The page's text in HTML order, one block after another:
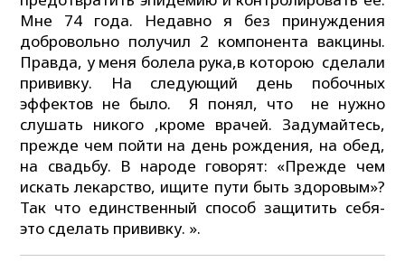
Мне 74 года. Недавно я без принуждения
добровольно получил 2 компонента вакцины.
Правда, у меня болела рука,в которою сделали
прививку. На следующий день побочных
эффектов не было. Я понял, что не нужно
слушать никого ,кроме врачей. Задумайтесь,
прежде чем пойти на день рождения, на обед,
на свадьбу. В народе говорят: «Прежде чем
искать лекарство, ищите пути быть здоровым»?
Так что единственный способ защитить себя-
это сделать прививку. ».